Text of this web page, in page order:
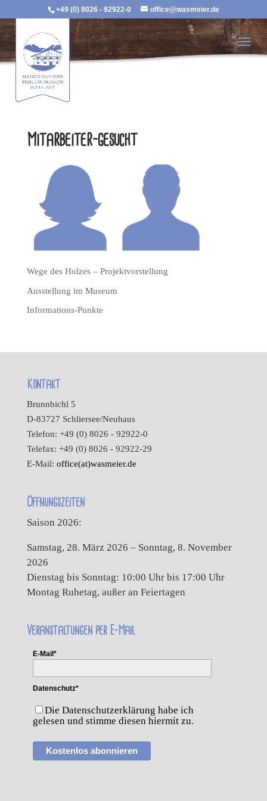
+49 (0) 8026 - 92922-0 office@wasmeier.de
Mitarbeiter-gesucht
Wege des Holzes – Projektvorstellung
Ausstellung im Museum
Informations-Punkte
Kontakt
Brunnbichl 5
D-83727 Schliersee/Neuhaus
Telefon: +49 (0) 8026 - 92922-0
Telefax: +49 (0) 8026 - 92922-29
E-Mail: office(at)wasmeier.de
Öffnungszeiten
Saison 2026:
Samstag, 28. März 2026 – Sonntag, 8. November
2026
Dienstag bis Sonntag: 10:00 Uhr bis 17:00 Uhr
Montag Ruhetag, außer an Feiertagen
Veranstaltungen per E-Mail
E-Mail*
Datenschutz*
Die Datenschutzerklärung habe ich
gelesen und stimme diesen hiermit zu.
Kostenlos abonnieren